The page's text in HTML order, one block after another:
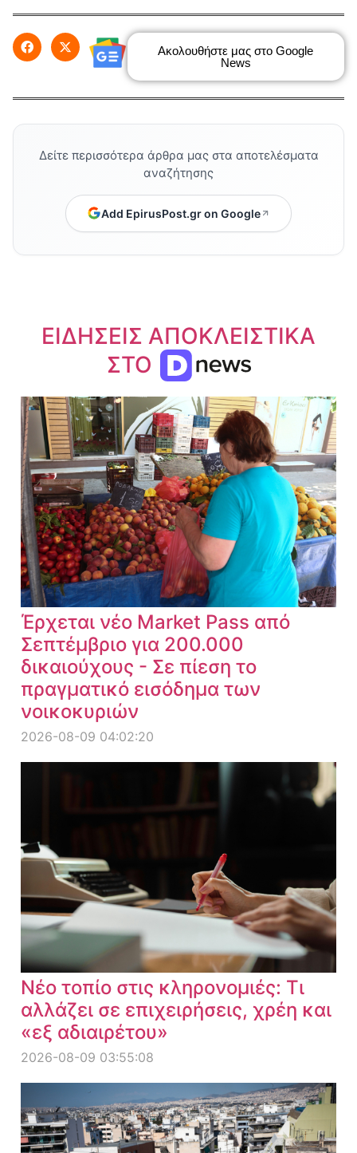
Ακολουθήστε μας στο Google
News
Δείτε περισσότερα άρθρα μας στα αποτελέσματα
αναζήτησης
Add EpirusPost.gr on Google
ΕΙΔΗΣΕΙΣ ΑΠΟΚΛΕΙΣΤΙΚΑ
ΣΤΟ
Έρχεται νέο Market Pass από
Σεπτέμβριο για 200.000
δικαιούχους - Σε πίεση το
πραγματικό εισόδημα των
νοικοκυριών
2026-08-09 04:02:20
Νέο τοπίο στις κληρονομιές: Τι
αλλάζει σε επιχειρήσεις, χρέη και
«εξ αδιαιρέτου»
2026-08-09 03:55:08